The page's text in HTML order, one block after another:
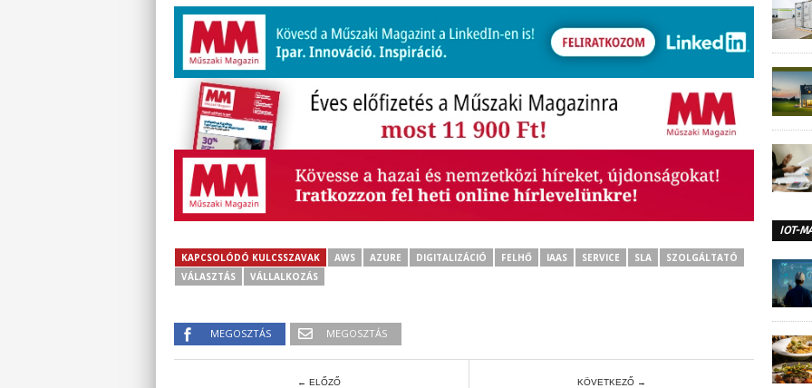
KAPCSOLÓDÓ KULCSSZAVAK AWS AZURE DIGITALIZÁCIÓ FELHŐ IAAS SERVICE SLA
SZOLGÁLTATÓ
VÁLASZTÁS
VÁLLALKOZÁS
MEGOSZTÁS MEGOSZTÁS
← ELŐZŐ KÖVETKEZŐ →
IOT-